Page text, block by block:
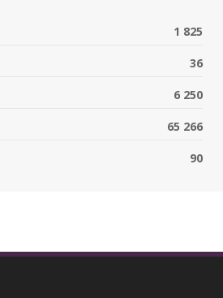
1 825
36
6 250
65 266
90